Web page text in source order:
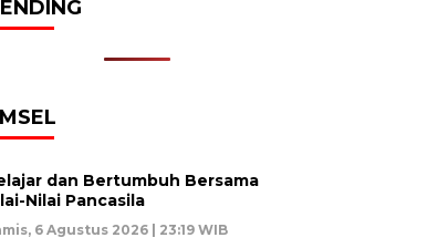
dan Bertumbuh Bersama
Nilai Pancasila
6 Agustus 2026 | 23:19 WIB